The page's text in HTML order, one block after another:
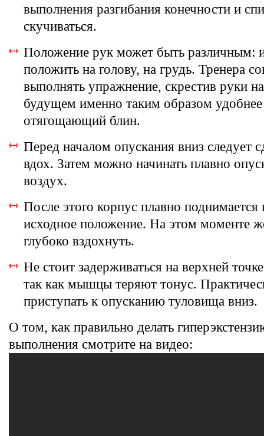
выполнения разгибания конечности и
скучиваться.
Положение рук может быть различным:
положить на голову, на грудь. Тренера
выполнять упражнение, скрестив руки
будущем именно таким образом удобнее
отягощающий блин.
Перед началом опускания вниз следует
вдох. Затем можно начинать плавно
воздух.
После этого корпус плавно поднимается
исходное положение. На этом моменте
глубоко вздохнуть.
Не стоит задерживаться на верхней
так как мышцы теряют тонус.
приступать к опусканию туловища вниз.
О том, как правильно делать
выполнения смотрите на видео: